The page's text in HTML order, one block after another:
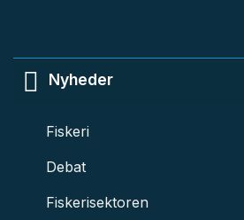
Nyheder
Fiskeri
Debat
Fiskerisektoren